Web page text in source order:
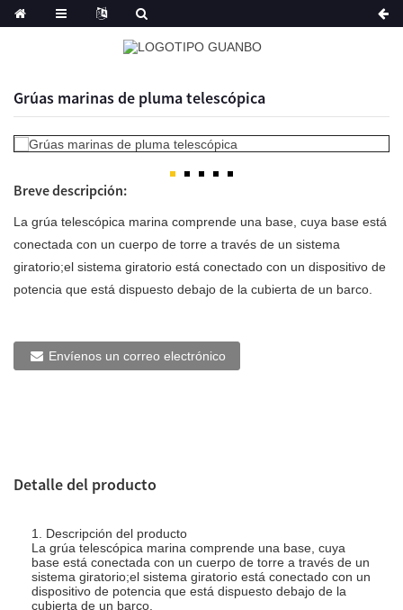
Grúas marinas de pluma telescópica
Breve descripción:
La grúa telescópica marina comprende una base, cuya base está
conectada con un cuerpo de torre a través de un sistema
giratorio;el sistema giratorio está conectado con un dispositivo de
potencia que está dispuesto debajo de la cubierta de un barco.
Envíenos un correo electrónico
Detalle del producto
1. Descripción del producto
La grúa telescópica marina comprende una base, cuya
base está conectada con un cuerpo de torre a través de un
sistema giratorio;el sistema giratorio está conectado con un
dispositivo de potencia que está dispuesto debajo de la
cubierta de un barco.